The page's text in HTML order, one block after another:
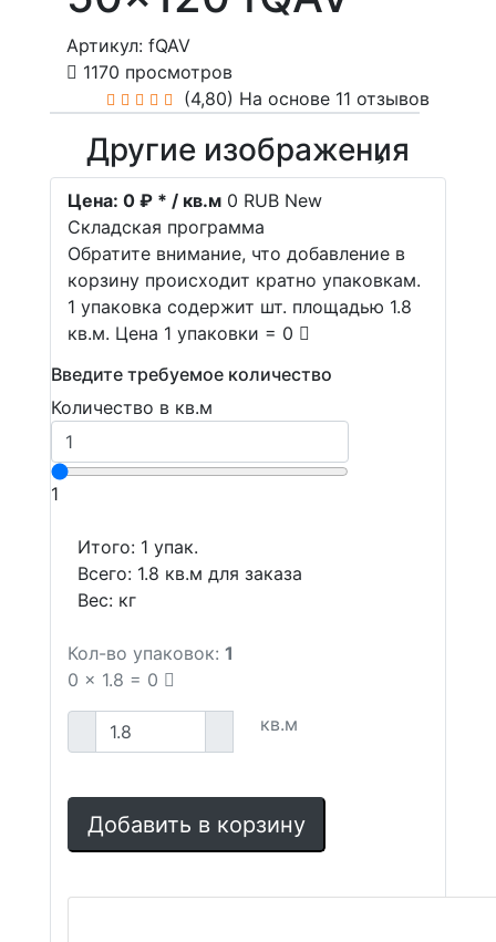
Артикул: fQAV
1170 просмотров
(4,80) На основе 11 отзывов
Другие изображения
Цена: 0 ₽ * / кв.м 0 RUB New
Складская программа
Обратите внимание, что добавление в
корзину происходит кратно упаковкам.
1 упаковка содержит шт. площадью 1.8
кв.м. Цена 1 упаковки = 0
Введите требуемое количество
Количество в кв.м
1
Итого: 1 упак.
Всего: 1.8 кв.м для заказа
Вес: кг
Кол-во упаковок: 1
0 x 1.8 = 0
кв.м
Добавить в корзину